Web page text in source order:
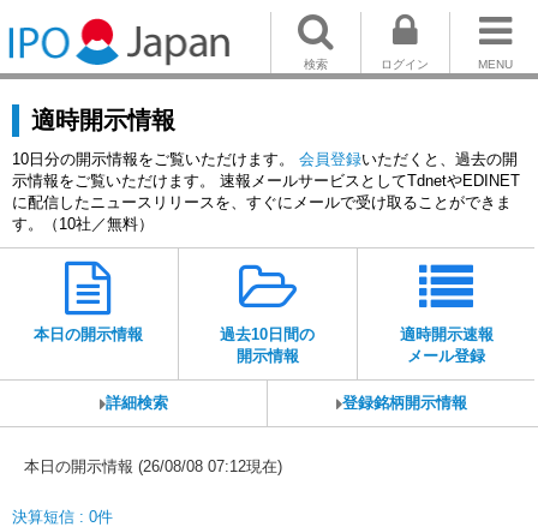
MENU
ログイン
検索
適時開示情報
10日分の開示情報をご覧いただけます。 会員登録いただくと、過去の開
示情報をご覧いただけます。 速報メールサービスとしてTdnetやEDINET
に配信したニュースリリースを、すぐにメールで受け取ることができま
す。（10社／無料）
本日の開示情報
過去10日間の
開示情報
適時開示速報
メール登録
詳細検索 登録銘柄開示情報
本日の開示情報 (26/08/08 07:12現在)
決算短信 : 0件